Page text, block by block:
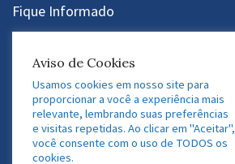
Fique Informado
Assine a Newsletter
Acesse nossas Redes Sociais
Aviso de Cookies
Usamos cookies em nosso site para
proporcionar a você a experiência mais
relevante, lembrando suas preferências
e visitas repetidas. Ao clicar em "Aceitar",
você consente com o uso de TODOS os
cookies.